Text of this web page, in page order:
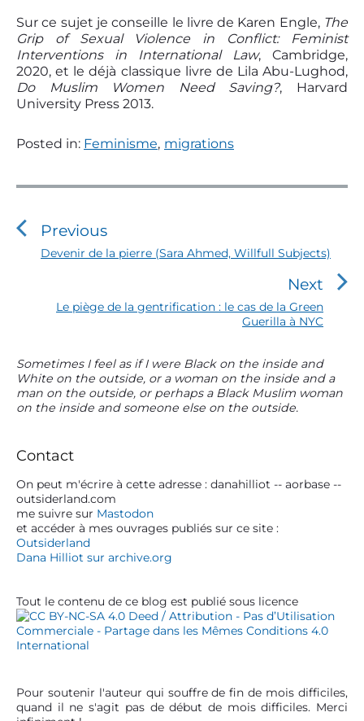
Sur ce sujet je conseille le livre de Karen Engle, The
Grip of Sexual Violence in Conflict: Feminist
Interventions in International Law, Cambridge,
2020, et le déjà classique livre de Lila Abu-Lughod,
Do Muslim Women Need Saving?, Harvard
University Press 2013.
Posted in: Feminisme, migrations
N
v
o
n
d
l
a
r
t
i
l
e
Previous
P
s
p
o
s
Devenir de la pierre (Sara Ahmed, Willfull Subjects)
Next
N
e
t
p
o
Le piège de la gentrification : le cas de la Green
Guerilla à NYC
P
r
i
m
r
y
S
i
d
e
b
Sometimes I feel as if I were Black on the inside and
White on the outside, or a woman on the inside and a
man on the outside, or perhaps a Black Muslim woman
on the inside and someone else on the outside.
Contact
On peut m'écrire à cette adresse : danahilliot -- aorbase --
outsiderland.com
me suivre sur Mastodon
et accéder à mes ouvrages publiés sur ce site :
Outsiderland
Dana Hilliot sur archive.org
Tout le contenu de ce blog est publié sous licence
Pour soutenir l'auteur qui souffre de fin de mois difficiles,
quand il ne s'agit pas de début de mois difficiles. Merci